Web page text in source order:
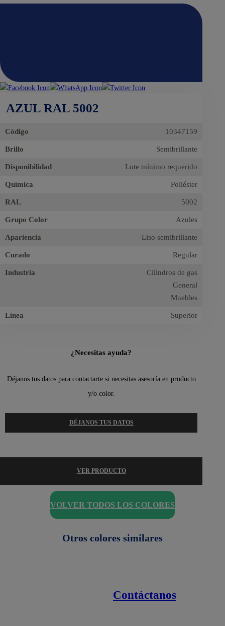
AZUL RAL 5002
Código 10347159
Brillo Semibrillante
Disponibilidad Lote mínimo requerido
Química Poliéster
RAL 5002
Grupo Color Azules
Apariencia Liso semibrillante
Curado Regular
Industria
Cilindros de gas
General
Muebles
Línea Superior
¿Necesitas ayuda?
Déjanos tus datos para contactarte si necesitas asesoría en producto
y/o color.
DÉJANOS TUS DATOS
VER PRODUCTO
VOLVER TODOS LOS COLORES
Otros colores similares
Contáctanos